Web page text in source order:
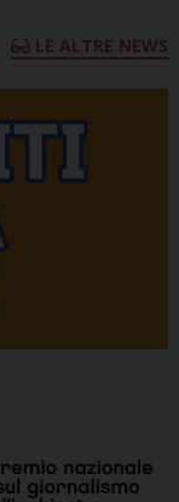
LE ALTRE NEWS